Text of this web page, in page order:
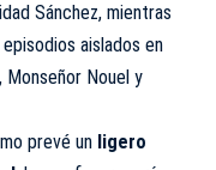
Sánchez, mientras
aislados en
Monseñor Nouel y
prevé un ligero